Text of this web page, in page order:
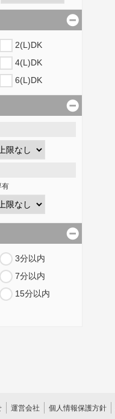
2(L)DK
4(L)DK
6(L)DK
有
3分以内
7分以内
15分以内
運営会社 個人情報保護方針